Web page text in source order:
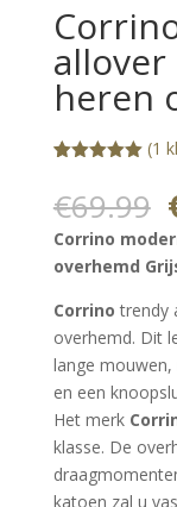
heren
gebaseerd
klantbeoorde
(1
€69.99
Corrino
overhemd
Corrino trendy
overhemd. Dit
lange
en een
Het merk
klasse. De
katoen zal u